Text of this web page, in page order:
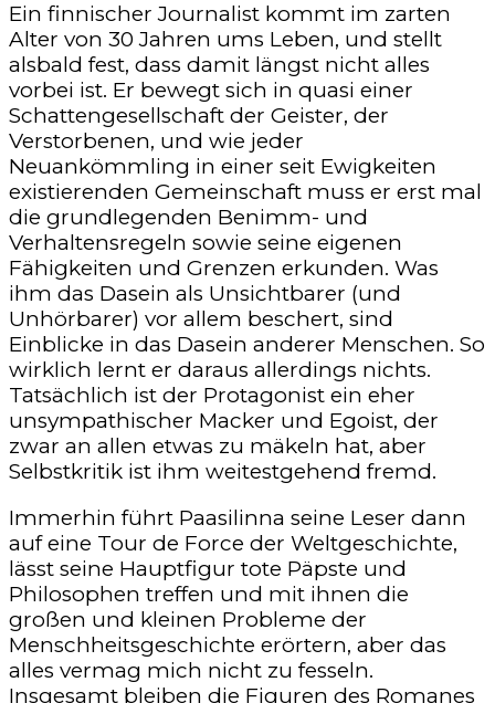
Ein finnischer Journalist kommt im zarten
Alter von 30 Jahren ums Leben, und stellt
alsbald fest, dass damit längst nicht alles
vorbei ist. Er bewegt sich in quasi einer
Schattengesellschaft der Geister, der
Verstorbenen, und wie jeder
Neuankömmling in einer seit Ewigkeiten
existierenden Gemeinschaft muss er erst mal
die grundlegenden Benimm- und
Verhaltensregeln sowie seine eigenen
Fähigkeiten und Grenzen erkunden. Was
ihm das Dasein als Unsichtbarer (und
Unhörbarer) vor allem beschert, sind
Einblicke in das Dasein anderer Menschen. So
wirklich lernt er daraus allerdings nichts.
Tatsächlich ist der Protagonist ein eher
unsympathischer Macker und Egoist, der
zwar an allen etwas zu mäkeln hat, aber
Selbstkritik ist ihm weitestgehend fremd.
Immerhin führt Paasilinna seine Leser dann
auf eine Tour de Force der Weltgeschichte,
lässt seine Hauptfigur tote Päpste und
Philosophen treffen und mit ihnen die
großen und kleinen Probleme der
Menschheitsgeschichte erörtern, aber das
alles vermag mich nicht zu fesseln.
Insgesamt bleiben die Figuren des Romanes